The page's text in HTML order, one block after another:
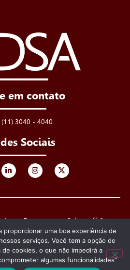
em contato
(11) 3040 - 4040
Sociais
Derenusson, Schuttoff &
os direitos reservados.
por
proporcionar uma boa experiência de
serviços. Você tem a opção de
de cookies, o que não impedirá a
algumas funcionalidades”